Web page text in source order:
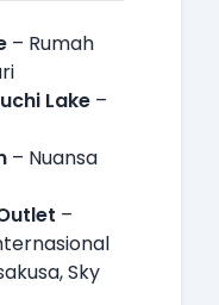
– Rumah
Lake –
– Nuansa
–
Sky